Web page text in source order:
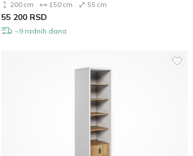
200 cm 150 cm 55 cm
55 200 RSD
~9 radnih dana